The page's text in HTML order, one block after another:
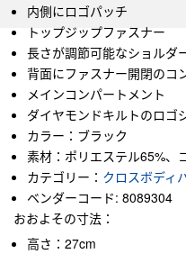
内側にロゴパッチ
トップジップファスナー
長さが調節可能なショルダ
背面にファスナー開閉のコ
メインコンパートメント
ダイヤモンドキルトのロゴ
カラー：ブラック
素材：ポリエステル65%、
カテゴリー： クロスボディ
ベンダーコード: 8089304
おおよその寸法：
高さ：27cm